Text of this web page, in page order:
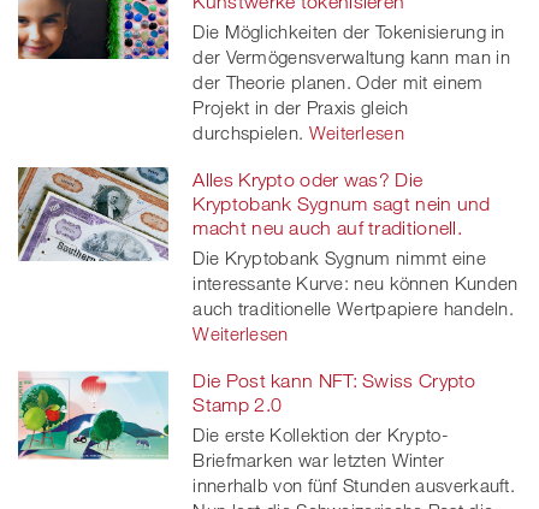
Die Möglichkeiten der Tokenisierung in
der Vermögensverwaltung kann man in
der Theorie planen. Oder mit einem
Projekt in der Praxis gleich
durchspielen. Weiterlesen
Alles Krypto oder was? Die
Kryptobank Sygnum sagt nein und
macht neu auch auf traditionell.
Die Kryptobank Sygnum nimmt eine
interessante Kurve: neu können Kunden
auch traditionelle Wertpapiere handeln.
Weiterlesen
Die Post kann NFT: Swiss Crypto
Stamp 2.0
Die erste Kollektion der Krypto-
Briefmarken war letzten Winter
innerhalb von fünf Stunden ausverkauft.